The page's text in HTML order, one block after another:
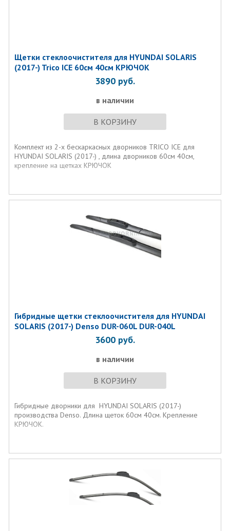
Щетки стеклоочистителя для HYUNDAI SOLARIS
(2017-) Trico ICE 60см 40см КРЮЧОК
3890 руб.
в наличии
В КОРЗИНУ
Комплект из 2-х бескаркасных дворников TRICO ICE для
HYUNDAI SOLARIS (2017-) , длина дворников 60см 40см,
крепление на щетках КРЮЧОК
Гибридные щетки стеклоочистителя для HYUNDAI
SOLARIS (2017-) Denso DUR-060L DUR-040L
3600 руб.
в наличии
В КОРЗИНУ
Гибридные дворники для HYUNDAI SOLARIS (2017-)
производства Denso. Длина щеток 60см 40см. Крепление
КРЮЧОК.